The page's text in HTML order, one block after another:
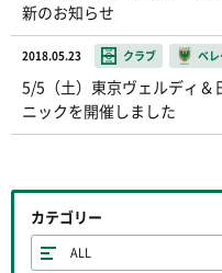
新のお知らせ
2018.05.23 クラブ ベ
5/5（土）東京ヴェルディ＆
ニックを開催しました
カテゴリー
ALL